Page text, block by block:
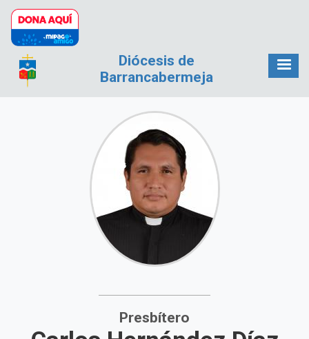
Pasar al contenido principal
Diócesis de
Barrancabermeja
Presbítero